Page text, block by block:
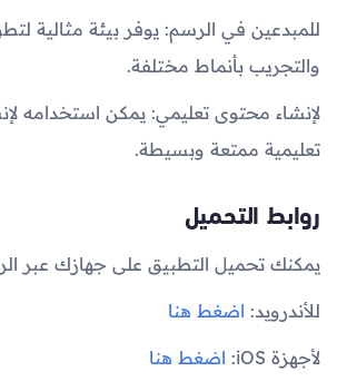
للمبدعين في الرسم: يوفر بيئة مثالية
والتجريب بأنماط مختلفة.
لإنشاء محتوى تعليمي: يمكن استخدامه
تعليمية ممتعة وبسيطة.
روابط التحميل
يمكنك تحميل التطبيق على جهازك عبر
للأندرويد: اضغط هنا
لأجهزة iOS: اضغط هنا